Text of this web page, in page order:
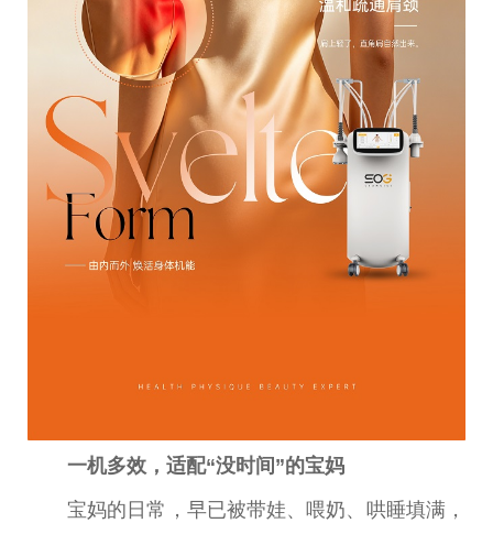
一机多效，适配“没时间”的宝妈
宝妈的日常，早已被带娃、喂奶、哄睡填满，